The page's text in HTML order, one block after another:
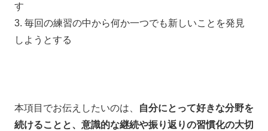
す
3. 毎回の練習の中から何か一つでも新しいことを発見
しようとする
本項目でお伝えしたいのは、
自分にとって好きな分野を
続けることと、意識的な継続や振り返りの習慣化の大切